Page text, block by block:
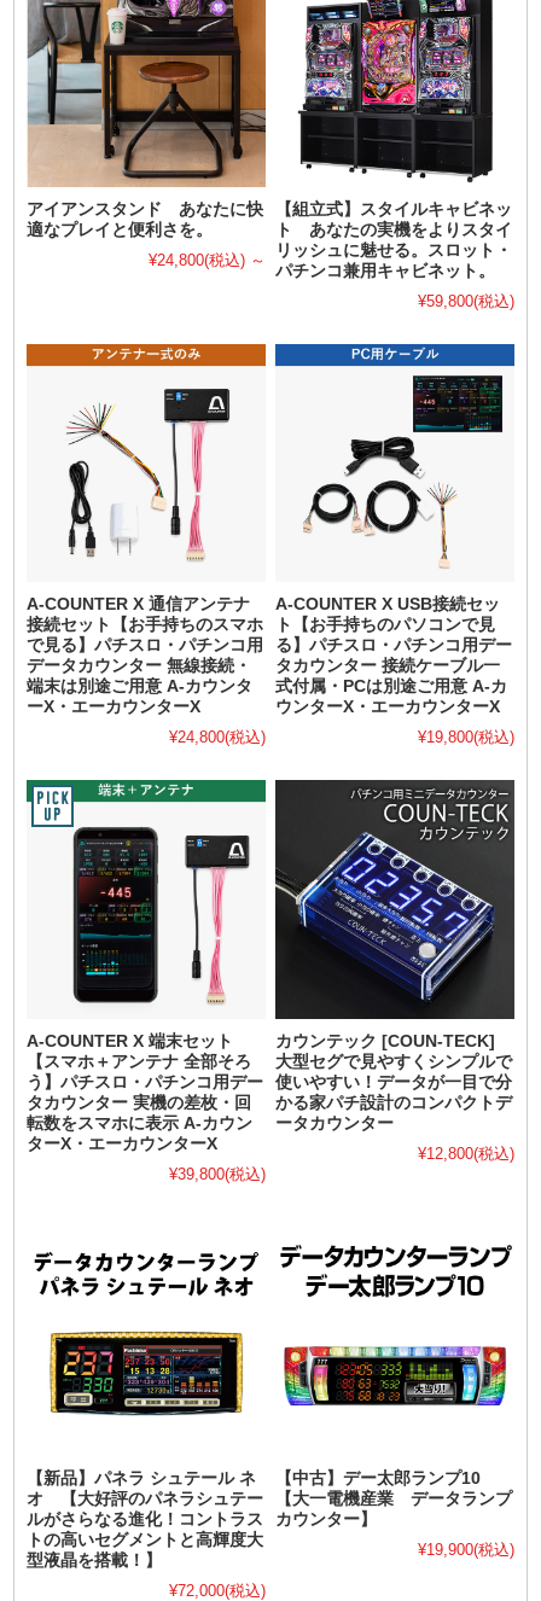
アイアンスタンド あなたに快
適なプレイと便利さを。
¥24,800(税込) ～
【組立式】スタイルキャビネッ
ト あなたの実機をよりスタイ
リッシュに魅せる。スロット・
パチンコ兼用キャビネット。
¥59,800(税込)
A-COUNTER X 通信アンテナ
接続セット【お手持ちのスマホ
で見る】パチスロ・パチンコ用
データカウンター 無線接続・
端末は別途ご用意 A-カウンタ
ーX・エーカウンターX
¥24,800(税込)
A-COUNTER X USB接続セッ
ト【お手持ちのパソコンで見
る】パチスロ・パチンコ用デー
タカウンター 接続ケーブル一
式付属・PCは別途ご用意 A-カ
ウンターX・エーカウンターX
¥19,800(税込)
A-COUNTER X 端末セット
【スマホ＋アンテナ 全部そろ
う】パチスロ・パチンコ用デー
タカウンター 実機の差枚・回
転数をスマホに表示 A-カウン
ターX・エーカウンターX
¥39,800(税込)
カウンテック [COUN-TECK]
大型セグで見やすくシンプルで
使いやすい！データが一目で分
かる家パチ設計のコンパクトデ
ータカウンター
¥12,800(税込)
【新品】パネラ シュテール ネ
オ 【大好評のパネラシュテー
ルがさらなる進化！コントラス
トの高いセグメントと高輝度大
型液晶を搭載！】
¥72,000(税込)
【中古】デー太郎ランプ10
【大一電機産業 データランプ
カウンター】
¥19,900(税込)